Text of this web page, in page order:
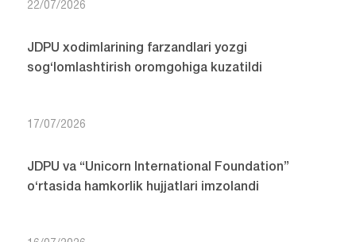
22/07/2026
JDPU xodimlarining farzandlari yozgi
sog‘lomlashtirish oromgohiga kuzatildi
17/07/2026
JDPU va “Unicorn International Foundation”
o‘rtasida hamkorlik hujjatlari imzolandi